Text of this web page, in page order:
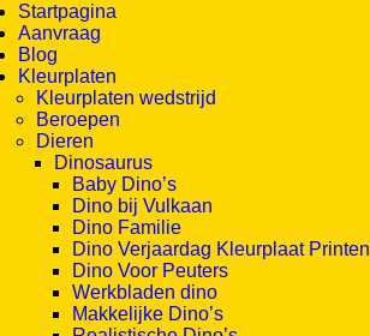
Startpagina
Aanvraag
Blog
Kleurplaten
Kleurplaten wedstrijd
Beroepen
Dieren
Dinosaurus
Baby Dino’s
Dino bij Vulkaan
Dino Familie
Dino Verjaardag Kleurplaat Printen
Dino Voor Peuters
Werkbladen dino
Makkelijke Dino’s